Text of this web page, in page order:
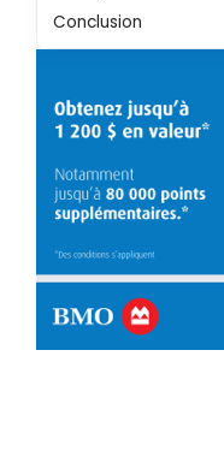
Conclusion